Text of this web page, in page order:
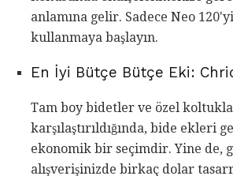
anlamına gelir. Sadece Neo
kullanmaya başlayın.
En İyi Bütçe Bütçe Eki:
Tam boy bidetler ve özel
karşılaştırıldığında, bide ekleri
ekonomik bir seçimdir. Yine de,
alışverişinizde birkaç dolar